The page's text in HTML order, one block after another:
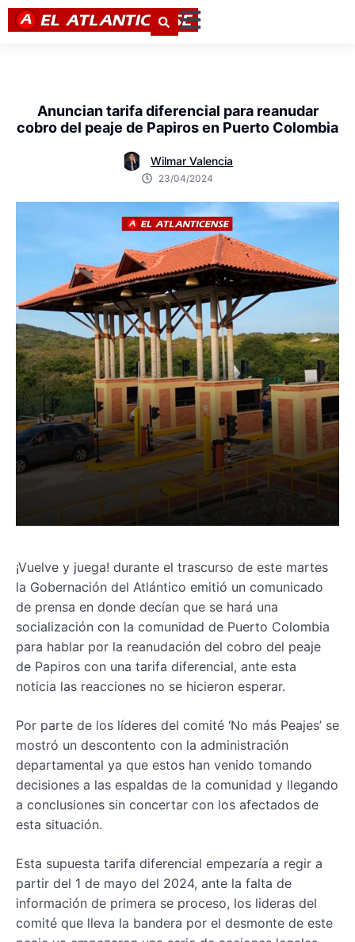
Anuncian tarifa diferencial para reanudar
cobro del peaje de Papiros en Puerto Colombia
Wilmar Valencia
23/04/2024
¡Vuelve y juega! durante el trascurso de este martes
la Gobernación del Atlántico emitió un comunicado
de prensa en donde decían que se hará una
socialización con la comunidad de Puerto Colombia
para hablar por la reanudación del cobro del peaje
de Papiros con una tarifa diferencial, ante esta
noticia las reacciones no se hicieron esperar.
Por parte de los líderes del comité ‘No más Peajes’ se
mostró un descontento con la administración
departamental ya que estos han venido tomando
decisiones a las espaldas de la comunidad y llegando
a conclusiones sin concertar con los afectados de
esta situación.
Esta supuesta tarifa diferencial empezaría a regir a
partir del 1 de mayo del 2024, ante la falta de
información de primera se proceso, los lideras del
comité que lleva la bandera por el desmonte de este